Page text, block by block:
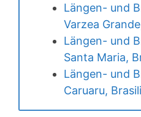
Längen- und
Varzea
Längen- und
Santa Maria,
Längen- und
Caruaru,